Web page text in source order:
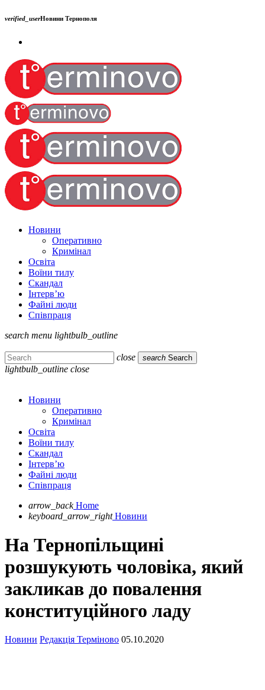
verified_userНовини Тернополя
Новини
Оперативно
Кримінал
Освіта
Воїни тилу
Скандал
Інтерв’ю
Файні люди
Співпраця
search menu lightbulb_outline
close search Search
lightbulb_outline close
Новини
Оперативно
Кримінал
Освіта
Воїни тилу
Скандал
Інтерв’ю
Файні люди
Співпраця
arrow_back Home
keyboard_arrow_right Новини
На Тернопільщині
розшукують чоловіка, який
закликав до повалення
конституційного ладу
Новини Редакція Терміново 05.10.2020